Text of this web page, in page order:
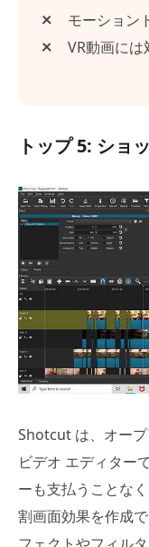
モーション
VR動画には
トップ 5: ショ
Shotcut は、オー
ビデオ エディター
ーも支払うことな
割画面効果を作成